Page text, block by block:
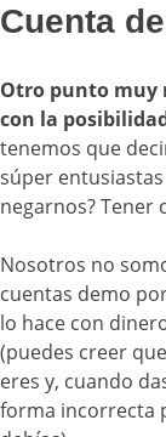
Cuenta
Otro punto muy
con la
tenemos que
súper
negarnos? Tener
Nosotros no
cuentas demo
lo hace con
(puedes creer
eres y, cuando
forma incorrecta